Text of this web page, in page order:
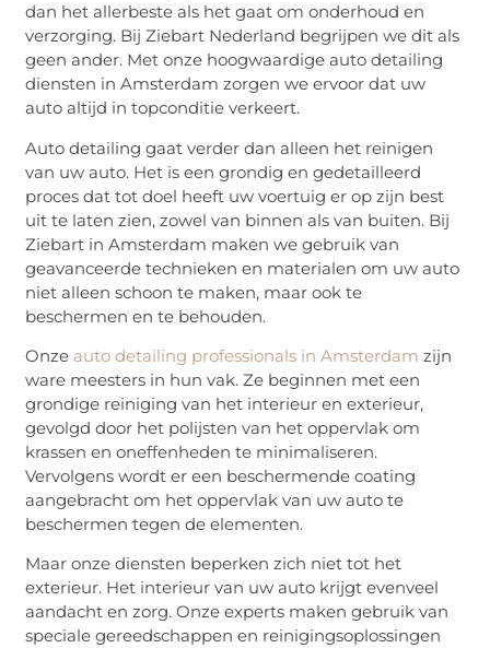
dan het allerbeste als het gaat om onderhoud en
verzorging. Bij Ziebart Nederland begrijpen we dit als
geen ander. Met onze hoogwaardige auto detailing
diensten in Amsterdam zorgen we ervoor dat uw
auto altijd in topconditie verkeert.
Auto detailing gaat verder dan alleen het reinigen
van uw auto. Het is een grondig en gedetailleerd
proces dat tot doel heeft uw voertuig er op zijn best
uit te laten zien, zowel van binnen als van buiten. Bij
Ziebart in Amsterdam maken we gebruik van
geavanceerde technieken en materialen om uw auto
niet alleen schoon te maken, maar ook te
beschermen en te behouden.
Onze auto detailing professionals in Amsterdamzijn
ware meesters in hun vak. Ze beginnen met een
grondige reiniging van het interieur en exterieur,
gevolgd door het polijsten van het oppervlak om
krassen en oneffenheden te minimaliseren.
Vervolgens wordt er een beschermende coating
aangebracht om het oppervlak van uw auto te
beschermen tegen de elementen.
Maar onze diensten beperken zich niet tot het
exterieur. Het interieur van uw auto krijgt evenveel
aandacht en zorg. Onze experts maken gebruik van
speciale gereedschappen en reinigingsoplossingen